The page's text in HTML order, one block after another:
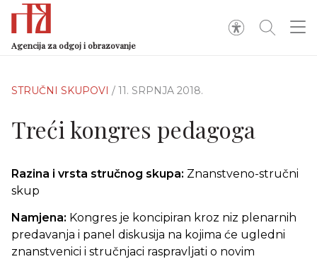
Agencija za odgoj i obrazovanje
STRUČNI SKUPOVI / 11. SRPNJA 2018.
Treći kongres pedagoga
Razina i vrsta stručnog skupa: Znanstveno-stručni
skup
Namjena: Kongres je koncipiran kroz niz plenarnih
predavanja i panel diskusija na kojima će ugledni
znanstvenici i stručnjaci raspravljati o novim